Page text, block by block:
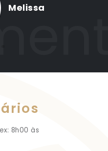
Melissa
8h00 às